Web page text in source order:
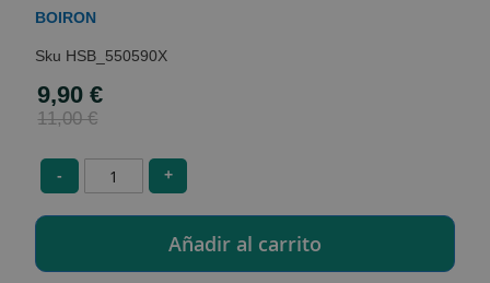
the
gallery
BOIRON
HSB_550590X
Special
Price
9,90 €
11,00 €
- +